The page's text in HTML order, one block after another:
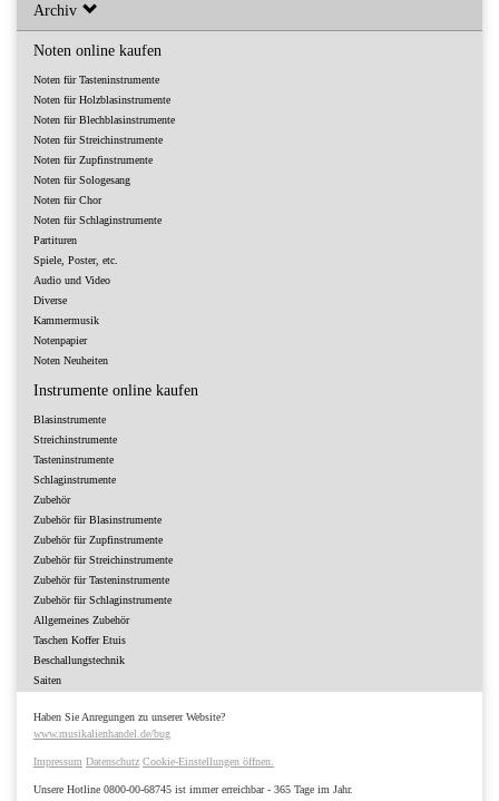
Archiv
Noten online kaufen
Noten für Tasteninstrumente
Noten für Holzblasinstrumente
Noten für Blechblasinstrumente
Noten für Streichinstrumente
Noten für Zupfinstrumente
Noten für Sologesang
Noten für Chor
Noten für Schlaginstrumente
Partituren
Spiele, Poster, etc.
Audio und Video
Diverse
Kammermusik
Notenpapier
Noten Neuheiten
Instrumente online kaufen
Blasinstrumente
Streichinstrumente
Tasteninstrumente
Schlaginstrumente
Zubehör
Zubehör für Blasinstrumente
Zubehör für Zupfinstrumente
Zubehör für Streichinstrumente
Zubehör für Tasteninstrumente
Zubehör für Schlaginstrumente
Allgemeines Zubehör
Taschen Koffer Etuis
Beschallungstechnik
Saiten
Haben Sie Anregungen zu unserer Website?
www.musikalienhandel.de/bug
Impressum Datenschutz Cookie-Einstellungen öffnen.
Unsere Hotline 0800-00-68745 ist immer erreichbar - 365 Tage im Jahr.